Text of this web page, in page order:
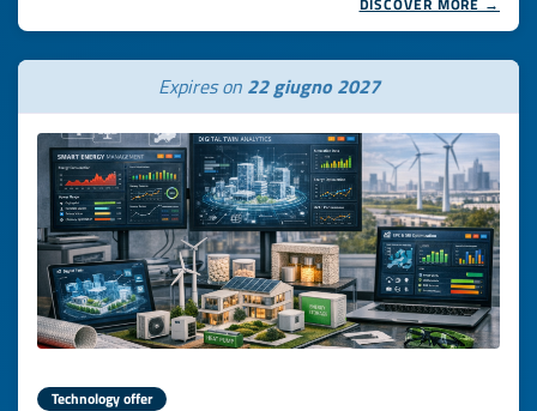
Expires on 22 giugno 2027
Technology offer